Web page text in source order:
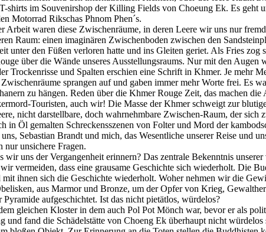
shirts im Souvenirshop der Killing Fields von Choeung Ek. Es
Motorrad Rikschas Phnom Phen´s.
Arbeit waren diese Zwischenräume, in deren Leere wir uns nur
Raum: einen imaginären Zwischenboden zwischen den
unter den Füßen verloren hatte und ins Gleiten geriet. Als Fries
über die Wände unseres Ausstellungsraums. Nur mit den
Trockenrisse und Spalten erschien eine Schrift in Khmer. Je mehr
sprangen auf und gaben immer mehr Worte frei. Es
zu hängen. Reden über die Khmer Rouge Zeit, das machen
Touristen, auch wir! Die Masse der Khmer schweigt zur
nicht darstellbare, doch wahrnehmbare Zwischen-Raum, der
in Öl gemalten Schreckensszenen von Folter und Mord der
Sebastian Brandt und mich, das Wesentliche unserer Reise und
unsichere Fragen.
uns der Vergangenheit erinnern? Das zentrale Bekenntnis
vermeiden, dass eine grausame Geschichte sich wiederholt. Die
ihnen sich die Geschichte wiederholt. Woher nehmen wir die
aus Marmor und Bronze, um der Opfer von Krieg,
aufgeschichtet. Ist das nicht pietätlos, würdelos?
gleichen Kloster in dem auch Pol Pot Mönch war, bevor er als
und fand die Schädelstätte von Choeng Ek überhaupt nicht